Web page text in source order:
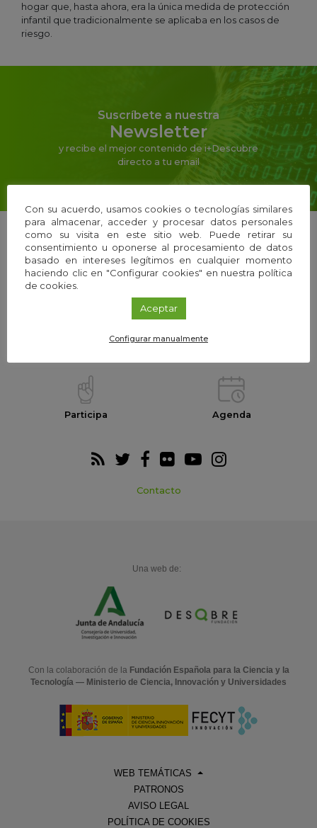
hogar que, hasta ahora, era la única medida de protección
infantil que tradicionalmente se aplicaba en los casos de
riesgo.
Suscríbete a nuestra
Newsletter
y recibe el mejor contenido de i+Descubre
directo a tu email
La Fundación Equipo
Webs temáticas Exploria Ciencia
Participa Agenda
Contacto
Una web de:
Con la colaboración de la Fundación Española para la Ciencia y la
Tecnología — Ministerio de Ciencia, Innovación y Universidades
WEB TEMÁTICAS
PATRONOS
AVISO LEGAL
POLÍTICA DE COOKIES
Con su acuerdo, usamos cookies o tecnologías similares
para almacenar, acceder y procesar datos personales
como su visita en este sitio web. Puede retirar su
consentimiento u oponerse al procesamiento de datos
basado en intereses legítimos en cualquier momento
haciendo clic en "Configurar cookies" en nuestra política
de cookies.
Aceptar
Configurar manualmente